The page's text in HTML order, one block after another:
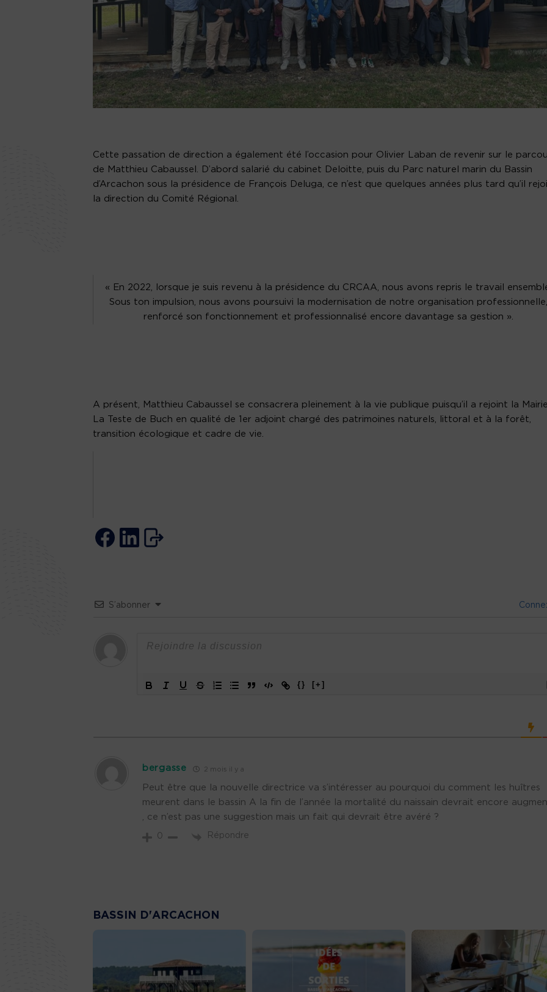
Cette passation de direction a également été l’occasion pour Olivier Laban de revenir sur le
de Matthieu Cabaussel. D’abord salarié du cabinet Deloitte, puis du Parc naturel marin du Bassin
d’Arcachon sous la présidence de François Deluga, ce n’est que quelques années plus tard qu’il
la direction du Comité Régional.
« En 2022, lorsque je suis revenu à la présidence du CRCAA, nous avons repris le travail
Sous ton impulsion, nous avons poursuivi la modernisation de notre organisation
renforcé son fonctionnement et professionnalisé encore davantage sa gestion ».
A présent, Matthieu Cabaussel se consacrera pleinement à la vie publique puisqu’il a rejoint la
La Teste de Buch en qualité de 1er adjoint chargé des patrimoines naturels, littoral et à la forêt,
transition écologique et cadre de vie.
S’abonner
{} [+]
bergasse 2 mois il y a
Peut être que la nouvelle directrice va s’intéresser au pourquoi du comment les huîtres
meurent dans le bassin A la fin de l’année la mortalité du naissain devrait encore
, ce n’est pas une suggestion mais un fait qui devrait être avéré ?
0 Répondre
BASSIN D'ARCACHON